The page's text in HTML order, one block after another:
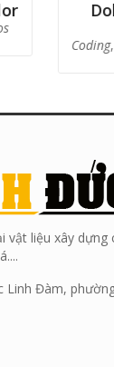
magna
Design,
vật liệu xây
Linh Đàm,